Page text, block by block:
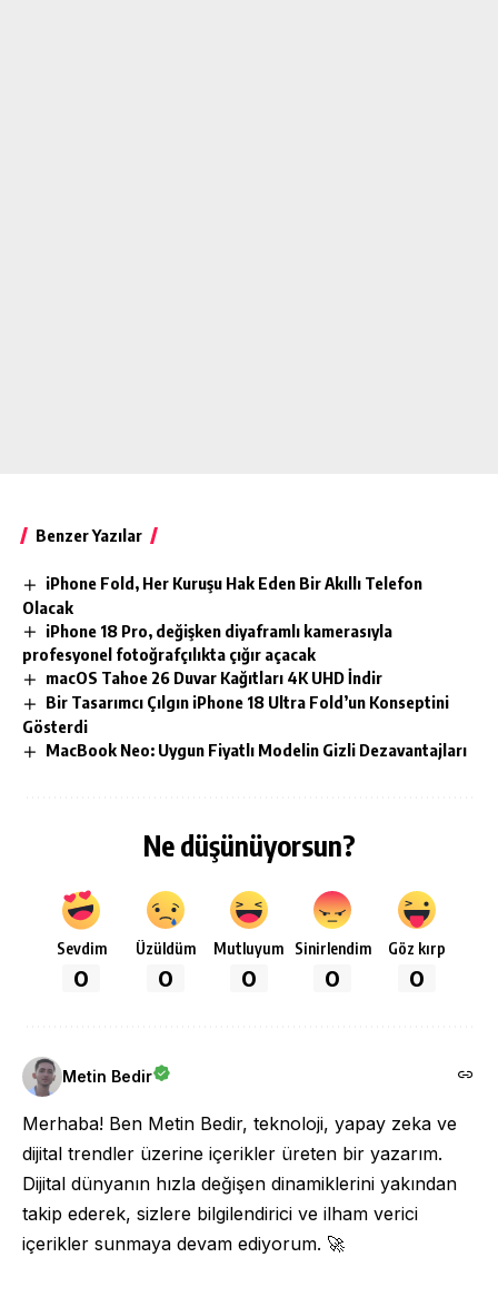
Benzer Yazılar
iPhone Fold, Her Kuruşu Hak Eden Bir Akıllı Telefon
Olacak
iPhone 18 Pro, değişken diyaframlı kamerasıyla
profesyonel fotoğrafçılıkta çığır açacak
macOS Tahoe 26 Duvar Kağıtları 4K UHD İndir
Bir Tasarımcı Çılgın iPhone 18 Ultra Fold’un Konseptini
Gösterdi
MacBook Neo: Uygun Fiyatlı Modelin Gizli Dezavantajları
Ne düşünüyorsun?
Sevdim
0
Üzüldüm
0
Mutluyum
0
Sinirlendim
0
Göz kırp
0
Metin Bedir
Merhaba! Ben Metin Bedir, teknoloji, yapay zeka ve
dijital trendler üzerine içerikler üreten bir yazarım.
Dijital dünyanın hızla değişen dinamiklerini yakından
takip ederek, sizlere bilgilendirici ve ilham verici
içerikler sunmaya devam ediyorum. 🚀